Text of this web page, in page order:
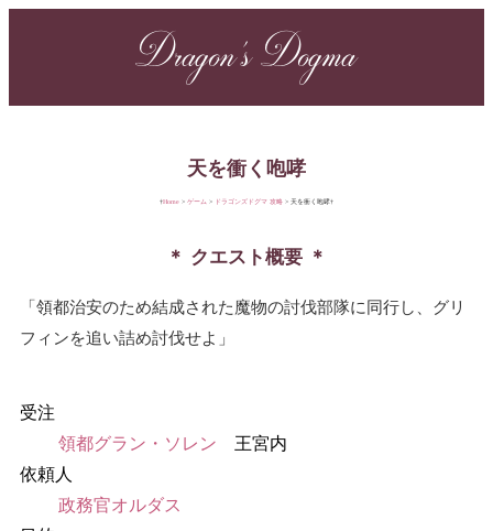
Dragon's Dogma
天を衝く咆哮
Home ゲーム ドラゴンズドグマ 攻略 天を衝く咆哮
クエスト概要
領都治安のため結成された魔物の討伐部隊に同行し、グリ
フィンを追い詰め討伐せよ
受注
領都グラン・ソレン 王宮内
依頼人
政務官オルダス